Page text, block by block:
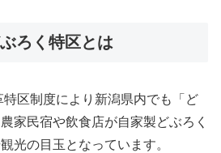
ろく特区とは
区制度により新潟県内でも「ど
家民宿や飲食店が自家製どぶろく
光の目玉となっています。